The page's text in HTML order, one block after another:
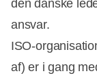
den danske
ansvar.
ISO-
af) er i gang